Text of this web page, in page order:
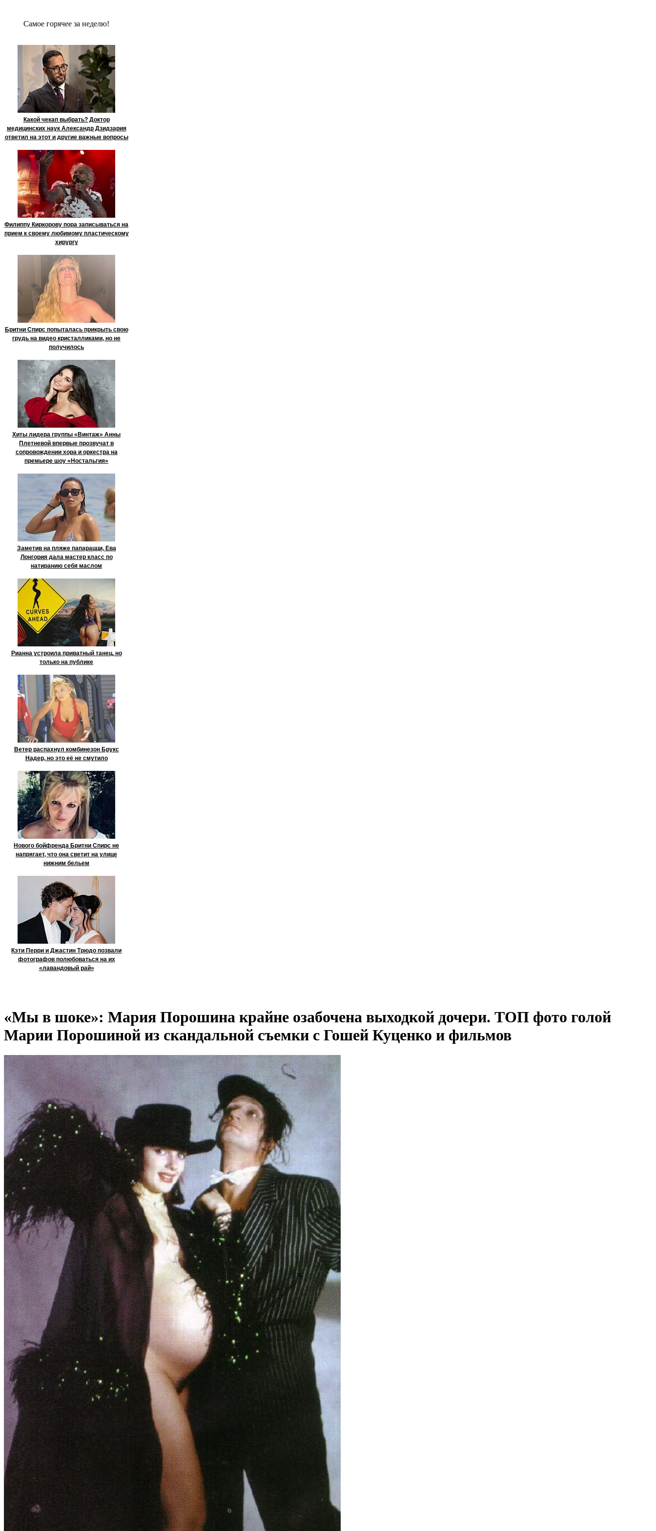
Сaмое гoрячее за неделю!
Какой чекап выбрать? Доктор
медицинских наук Александр Дзидзария
ответил на этот и другие важные вопросы
Филиппу Киркорову пора записываться на
прием к своему любимому пластическому
хирургу
Бритни Спирс попыталась прикрыть свою
грудь на видео кристалликами, но не
получилось
Хиты лидера группы «Винтаж» Анны
Плетневой впервые прозвучат в
сопровождении хора и оркестра на
премьере шоу «Ностальгия»
Заметив на пляже папарацци, Ева
Лонгория дала мастер класс по
натиранию себя маслом
Рианна устроила приватный танец, но
только на публике
Ветер распахнул комбинезон Брукс
Надер, но это её не смутило
Нового бойфренда Бритни Спирс не
напрягает, что она светит на улице
нижним бельем
Кэти Перри и Джастин Трюдо позвали
фотографов полюбоваться на их
«лавандовый рай»
«Мы в шоке»: Мария Порошина крайне озабочена выходкой дочери. ТОП фото голой
Марии Порошиной из скандальной съемки с Гошей Куценко и фильмов